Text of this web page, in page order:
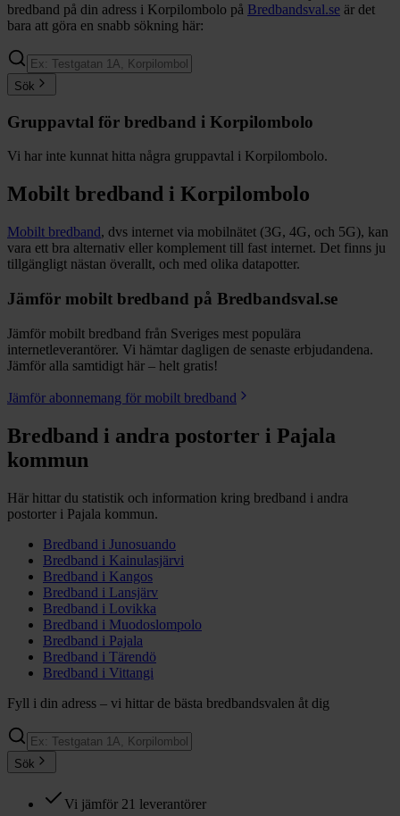
bredband på din adress i Korpilombolo på Bredbandsval.se är det
bara att göra en snabb sökning här:
Sök
Gruppavtal för bredband i Korpilombolo
Vi har inte kunnat hitta några gruppavtal i Korpilombolo.
Mobilt bredband i Korpilombolo
Mobilt bredband, dvs internet via mobilnätet (3G, 4G, och 5G), kan
vara ett bra alternativ eller komplement till fast internet. Det finns ju
tillgängligt nästan överallt, och med olika datapotter.
Jämför mobilt bredband på Bredbandsval.se
Jämför mobilt bredband från Sveriges mest populära
internetleverantörer. Vi hämtar dagligen de senaste erbjudandena.
Jämför alla samtidigt här – helt gratis!
Jämför abonnemang för mobilt bredband
Bredband i andra postorter i Pajala
kommun
Här hittar du statistik och information kring bredband i andra
postorter i Pajala kommun.
Bredband i Junosuando
Bredband i Kainulasjärvi
Bredband i Kangos
Bredband i Lansjärv
Bredband i Lovikka
Bredband i Muodoslompolo
Bredband i Pajala
Bredband i Tärendö
Bredband i Vittangi
Fyll i din adress – vi hittar de bästa bredbandsvalen åt dig
Sök
Vi jämför 21 leverantörer